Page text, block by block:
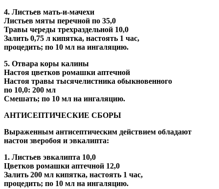
4. Листьев мать-и-мачехи
Листьев мяты перечной по 35,0
Травы череды трехраздельной 10,0
Залить 0,75 л кипятка, настоять 1 час,
процедить; по 10 мл на ингаляцию.
5. Отвара коры калины
Настоя цветков ромашки аптечной
Настоя травы тысячелистника обыкновенного
по 10,0: 200 мл
Смешать; по 10 мл на ингаляцию.
АНТИСЕПТИЧЕСКИЕ СБОРЫ
Выраженным антисептическим действием обладают
настои зверобоя и эвкалипта:
1. Листьев эвкалипта 10,0
Цветков ромашки аптечной 12,0
Залить 200 мл кипятка, настоять 1 час,
процедить; по 10 мл на ингаляцию.